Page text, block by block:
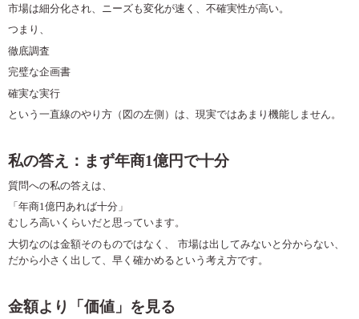
市場は細分化され、ニーズも変化が速く、不確実性が高い。
つまり、
徹底調査
完璧な企画書
確実な実行
という一直線のやり方（図の左側）は、現実ではあまり機能しません。
私の答え：まず年商1億円で十分
質問への私の答えは、
「年商1億円あれば十分」
むしろ高いくらいだと思っています。
大切なのは金額そのものではなく、
市場は出してみないと分からない、
だから小さく出して、早く確かめるという考え方です。
金額より「価値」を見る